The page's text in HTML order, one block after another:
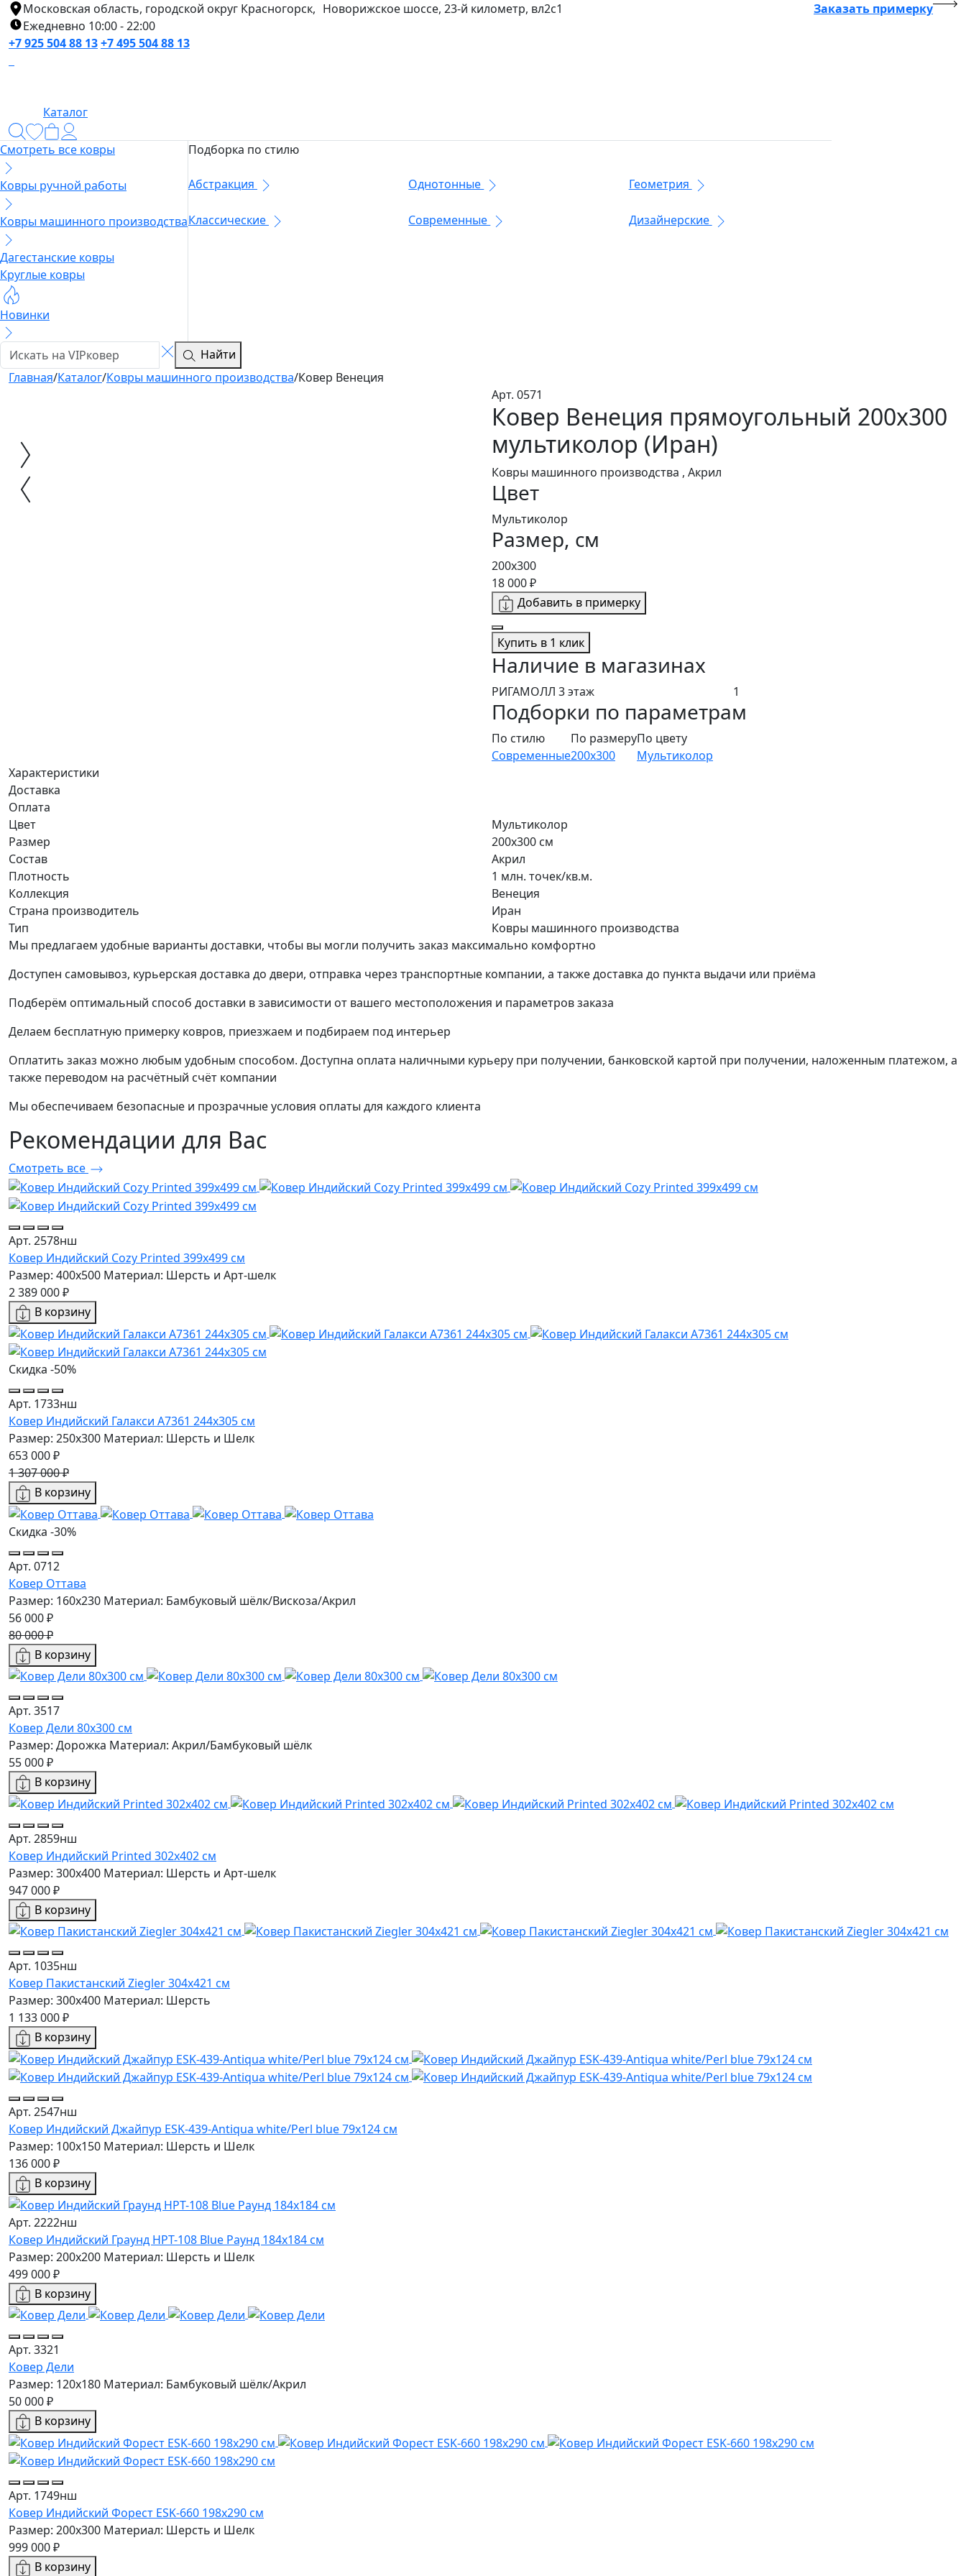
Московская область, городской округ Красногорск, Новорижское шоссе, 23-й километр, вл2с1
Ежедневно 10:00 - 22:00
+7 925 504 88 13+7 495 504 88 13
Заказать примерку
Каталог
Смотреть все ковры
Ковры ручной работы
Ковры машинного производства
Дагестанские ковры
Круглые ковры
Новинки
Подборка по стилю
Абстракция Однотонные Геометрия
Классические Современные Дизайнерские
Найти
Главная/Каталог/Ковры машинного производства/Ковер Венеция
Арт. 0571
Ковер Венеция прямоугольный 200x300
мультиколор (Иран)
Ковры машинного производства , Акрил
Цвет
Мультиколор
Размер, см
200x300
18 000 ₽
Добавить в примерку
Купить в 1 клик
Наличие в магазинах
РИГАМОЛЛ 3 этаж 1
Подборки по параметрам
По стилю
Современные
По размеру
200x300
По цвету
Мультиколор
Характеристики
Доставка
Оплата
Цвет
Мультиколор
Размер
200x300 см
Состав
Акрил
Плотность
1 млн. точек/кв.м.
Коллекция
Венеция
Страна производитель
Иран
Тип
Ковры машинного производства
Мы предлагаем удобные варианты доставки, чтобы вы могли получить заказ максимально комфортно
Доступен самовывоз, курьерская доставка до двери, отправка через транспортные компании, а также доставка до пункта выдачи или приёма
Подберём оптимальный способ доставки в зависимости от вашего местоположения и параметров заказа
Делаем бесплатную примерку ковров, приезжаем и подбираем под интерьер
Оплатить заказ можно любым удобным способом. Доступна оплата наличными курьеру при получении, банковской картой при получении, наложенным платежом, а
также переводом на расчётный счёт компании
Мы обеспечиваем безопасные и прозрачные условия оплаты для каждого клиента
Рекомендации для Вас
Смотреть все
Арт. 2578нш
Ковер Индийский Cozy Printed 399x499 см
Размер: 400x500 Материал: Шерсть и Арт-шелк
2 389 000 ₽
В корзину
Скидка -50%
Арт. 1733нш
Ковер Индийский Галакси A7361 244x305 см
Размер: 250x300 Материал: Шерсть и Шелк
653 000 ₽
1 307 000 ₽
В корзину
Скидка -30%
Арт. 0712
Ковер Оттава
Размер: 160х230 Материал: Бамбуковый шёлк/Вискоза/Акрил
56 000 ₽
80 000 ₽
В корзину
Арт. 3517
Ковер Дели 80х300 см
Размер: Дорожка Материал: Акрил/Бамбуковый шёлк
55 000 ₽
В корзину
Арт. 2859нш
Ковер Индийский Printed 302x402 см
Размер: 300x400 Материал: Шерсть и Арт-шелк
947 000 ₽
В корзину
Арт. 1035нш
Ковер Пакистанский Ziegler 304x421 см
Размер: 300x400 Материал: Шерсть
1 133 000 ₽
В корзину
Арт. 2547нш
Ковер Индийский Джайпур ESK-439-Antiqua white/Perl blue 79x124 см
Размер: 100x150 Материал: Шерсть и Шелк
136 000 ₽
В корзину
Арт. 2222нш
Ковер Индийский Граунд HPT-108 Blue Раунд 184x184 см
Размер: 200x200 Материал: Шерсть и Шелк
499 000 ₽
В корзину
Арт. 3321
Ковер Дели
Размер: 120х180 Материал: Бамбуковый шёлк/Акрил
50 000 ₽
В корзину
Арт. 1749нш
Ковер Индийский Форест ESK-660 198x290 см
Размер: 200x300 Материал: Шерсть и Шелк
999 000 ₽
В корзину